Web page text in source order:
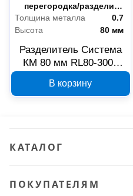
Тип
перегородка/разделитель
Толщина металла
0.7
Высота
80 мм
Разделитель Система
КМ 80 мм RL80-3000
В корзину
КАТАЛОГ
ПОКУПАТЕЛЯМ